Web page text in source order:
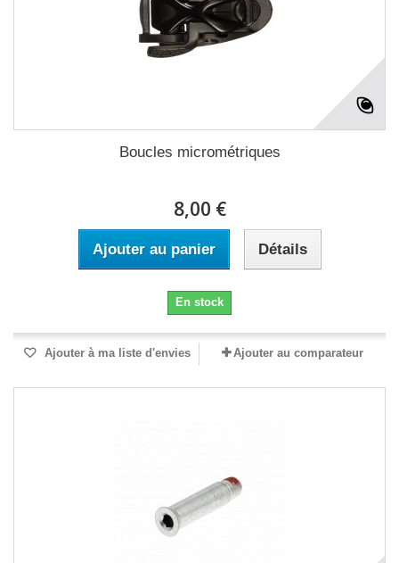
Boucles micrométriques
8,00 €
Ajouter au panier Détails
En stock
Ajouter à ma liste d'envies Ajouter au comparateur